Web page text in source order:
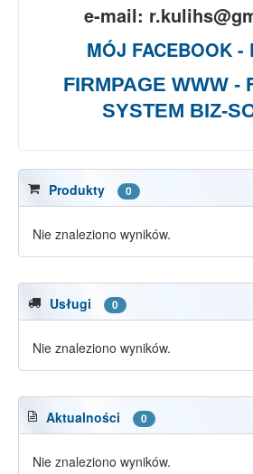
e-mail:
MÓJ FACEBOOK -
FIRMPAGE WWW -
SYSTEM BIZ-
Produkty 0
Nie znaleziono wyników.
Usługi 0
Nie znaleziono wyników.
Aktualności 0
Nie znaleziono wyników.